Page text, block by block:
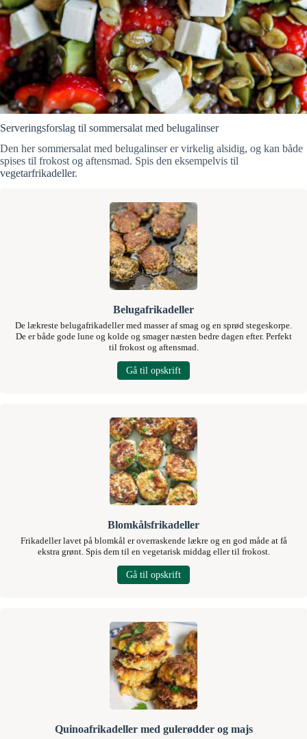
Serveringsforslag til sommersalat med belugalinser
Den her sommersalat med belugalinser er virkelig alsidig, og kan både
spises til frokost og aftensmad. Spis den eksempelvis til
vegetarfrikadeller.
Belugafrikadeller
De lækreste belugafrikadeller med masser af smag og en sprød stegeskorpe.
De er både gode lune og kolde og smager næsten bedre dagen efter. Perfekt
til frokost og aftensmad.
Gå til opskrift
Blomkålsfrikadeller
Frikadeller lavet på blomkål er overraskende lækre og en god måde at få
ekstra grønt. Spis dem til en vegetarisk middag eller til frokost.
Gå til opskrift
Quinoafrikadeller med gulerødder og majs